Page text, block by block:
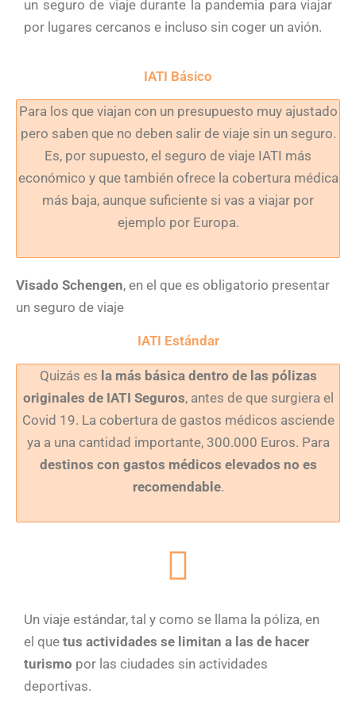
un seguro de viaje durante la pandemia para viajar
por lugares cercanos e incluso sin coger un avión.
IATI Básico
Para los que viajan con un presupuesto muy ajustado
pero saben que no deben salir de viaje sin un seguro.
Es, por supuesto, el seguro de viaje IATI más
económico y que también ofrece la cobertura médica
más baja, aunque suficiente si vas a viajar por
ejemplo por Europa.
Visado Schengen, en el que es obligatorio presentar
un seguro de viaje
IATI Estándar
Quizás es la más básica dentro de las pólizas
originales de IATI Seguros, antes de que surgiera el
Covid 19. La cobertura de gastos médicos asciende
ya a una cantidad importante, 300.000 Euros. Para
destinos con gastos médicos elevados no es
recomendable.
Un viaje estándar, tal y como se llama la póliza, en
el que tus actividades se limitan a las de hacer
turismo por las ciudades sin actividades
deportivas.